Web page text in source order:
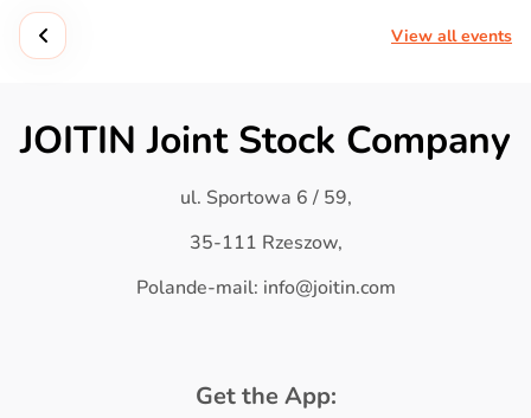
View all events
JOITIN Joint Stock Company
ul. Sportowa 6 / 59,
35-111 Rzeszow,
Polande-mail: info@joitin.com
Get the App: